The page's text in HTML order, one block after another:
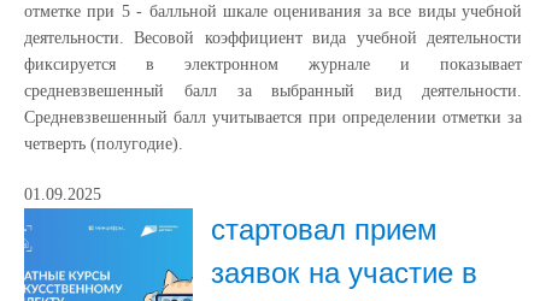
отметке при 5 - балльной шкале оценивания за все виды учебной
деятельности. Весовой коэффициент вида учебной деятельности
фиксируется в электронном журнале и показывает
средневзвешенный балл за выбранный вид деятельности.
Средневзвешенный балл учитывается при определении отметки за
четверть (полугодие).
01.09.2025
стартовал прием
заявок на участие в